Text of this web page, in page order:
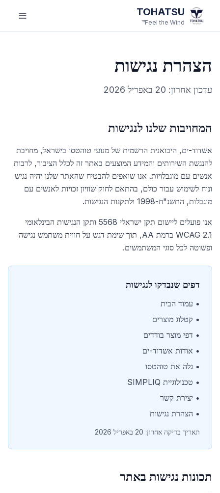
דלג לתוכן הראשי
TOHATSU
Feel the Wind™
הצהרת נגישות
עדכון אחרון: 20 באפריל 2026
המחויבות שלנו לנגישות
אשדוד-ים, היבואנית הרשמית של מנועי טוהטסו בישראל, מחויבת
להנגשת השירותים והמידע המוצעים באתר זה לכלל הציבור, לרבות
אנשים עם מוגבלויות. אנו שואפים להבטיח שהאתר שלנו יהיה נגיש
ונוח לשימוש עבור כולם, בהתאם לחוק שוויון זכויות לאנשים עם
מוגבלות, התשנ"ח-1998 ולתקנות הנגישות.
אנו פועלים ליישום תקן ישראלי 5568 ותקן הנגישות הבינלאומי
WCAG 2.1 ברמת AA, תוך שימת דגש על חווית משתמש נגישה
ופשוטה לכל סוגי המשתמשים.
דפים שנבדקו לנגישות
• עמוד הבית
• קטלוג מוצרים
• דפי מוצר בודדים
• אודות אשדוד-ים
• גלה את טוהטסו
• טכנולוגיית SIMPLIQ
• יצירת קשר
• הצהרת נגישות
תאריך בדיקה אחרון: 20 באפריל 2026
תכונות נגישות באתר